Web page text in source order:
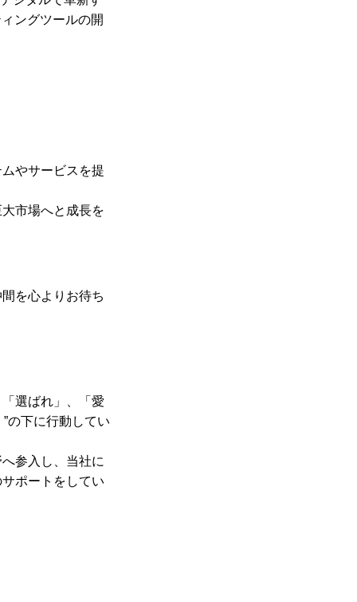
ングツールの開
やサービスを提
市場へと成長を
を心よりお待ち
選ばれ」、「愛
の下に行動してい
参入し、当社に
ポートをしてい